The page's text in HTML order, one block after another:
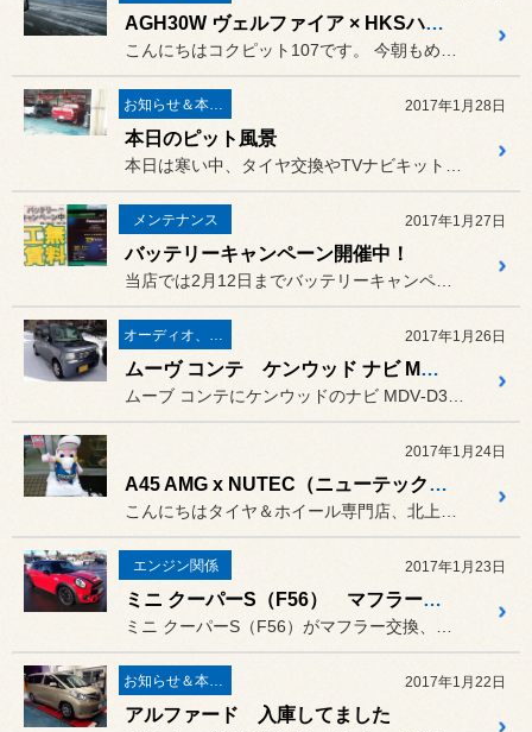
AGH30W ヴェルファイア × HKSハイパーMAX SスタイルL装着！
お知らせ＆本日の出来事 2017年1月28日
本日のピット風景
メンテナンス 2017年1月27日
バッテリーキャンペーン開催中！
オーディオ、ナビ取り付け 2017年1月26日
ムーヴ コンテ ケンウッド ナビ MDV‐D303 取り付け
2017年1月24日
A45 AMG x NUTEC（ニューテック）！
エンジン関係 2017年1月23日
ミニ クーパーS（F56） マフラー、インテークキット取り付け
お知らせ＆本日の出来事 2017年1月22日
アルファード 入庫してました